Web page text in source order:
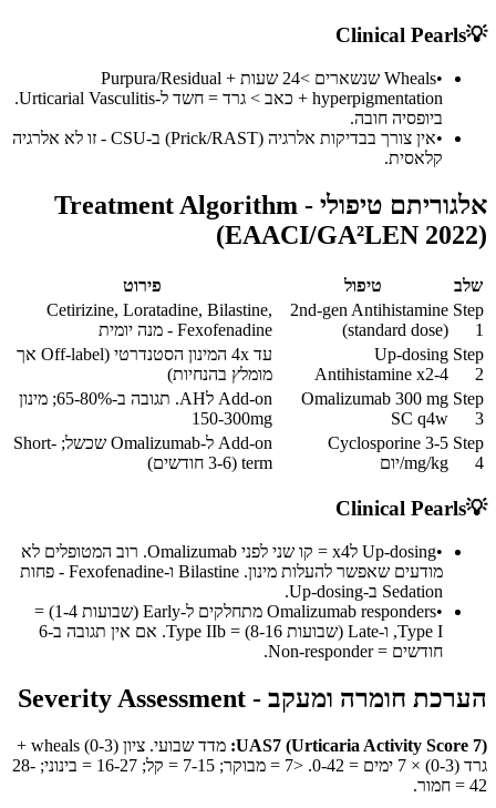
💡
Clinical Pearls
•
Wheals שנשארים >24 שעות + Purpura/Residual
hyperpigmentation + כאב > גרד = חשד ל-Urticarial Vasculitis.
ביופסיה חובה.
•
אין צורך בבדיקות אלרגיה (Prick/RAST) ב-CSU - זו לא אלרגיה
קלאסית.
אלגוריתם טיפולי - Treatment Algorithm
(EAACI/GA²LEN 2022)
שלב טיפול
פירוט
Step
1
2nd-gen Antihistamine
(standard dose)
Cetirizine, Loratadine, Bilastine,
Fexofenadine - מנה יומית
Step
2
Up-dosing
Antihistamine x2-4
עד 4x המינון הסטנדרטי (Off-label אך
מומלץ בהנחיות)
Step
3
Omalizumab 300 mg
SC q4w
Add-on לAH. תגובה ב-65-80%; מינון
150-300mg
Step
4
Cyclosporine 3-5
mg/kg/יום
Add-on ל-Omalizumab שכשל; Short-
term (3-6 חודשים)
💡
Clinical Pearls
•
Up-dosing לx4 = קו שני לפני Omalizumab. רוב המטופלים לא
מודעים שאפשר להעלות מינון. Bilastine ו-Fexofenadine - פחות
Sedation ב-Up-dosing.
•
Omalizumab responders מתחלקים ל-Early (שבועות 1-4) =
Type I, ו-Late (שבועות 8-16) = Type IIb. אם אין תגובה ב-6
חודשים = Non-responder.
הערכת חומרה ומעקב - Severity Assessment
UAS7 (Urticaria Activity Score 7):
מדד שבועי. ציון wheals (0-3) +
גרד (0-3) × 7 ימים = 0-42. <7 = מבוקר; 7-15 = קל; 16-27 = בינוני; 28-
42 = חמור.